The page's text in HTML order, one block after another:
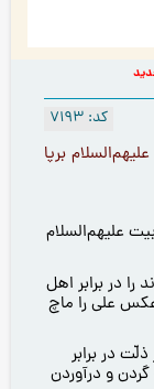
کد: 7193
برپا
عليهم‌السلام
را در برابر اهل
عكس علی را ماچ
در برابر
و درآوردن